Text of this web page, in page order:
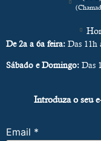
De 2a a 6a feira: Das 11h
Sábado e Domingo: Das
Introduza o seu
Email *